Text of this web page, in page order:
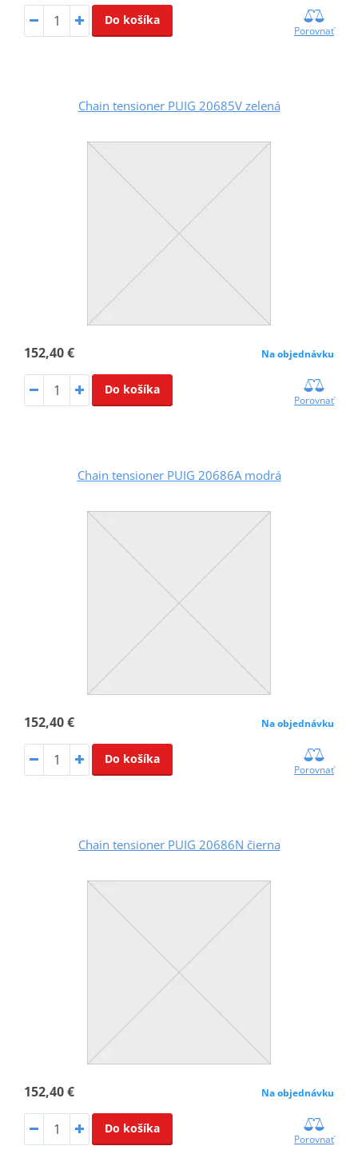
Do košíka
Porovnať
Chain tensioner PUIG 20685V zelená
152,40 € Na objednávku
Do košíka
Porovnať
Chain tensioner PUIG 20686A modrá
152,40 € Na objednávku
Do košíka
Porovnať
Chain tensioner PUIG 20686N čierna
152,40 € Na objednávku
Do košíka
Porovnať